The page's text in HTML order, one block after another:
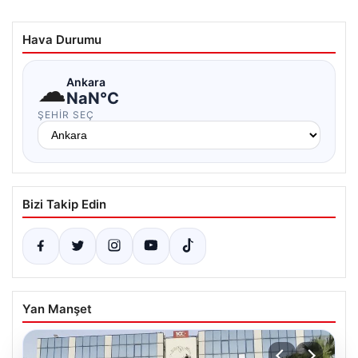
Hava Durumu
☁Ankara
NaN°C
ŞEHIR SEÇ
Bizi Takip Edin
Yan Manşet